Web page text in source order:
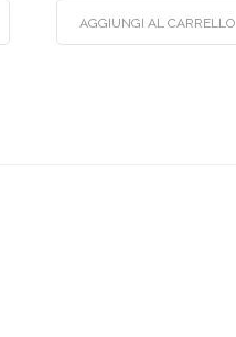
AGGIUNGI AL CARRELLO